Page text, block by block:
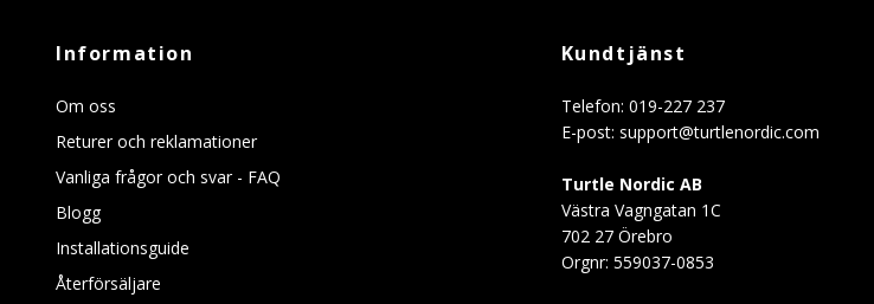
Information
Om oss
Returer och reklamationer
Vanliga frågor och svar - FAQ
Blogg
Installationsguide
Återförsäljare
Kundtjänst
Telefon: 019-227 237
E-post: support@turtlenordic.com
Turtle Nordic AB
Västra Vagngatan 1C
702 27 Örebro
Orgnr: 559037-0853